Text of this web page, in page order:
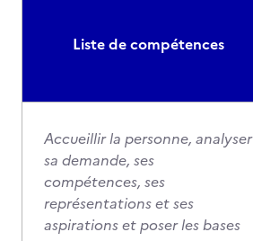
Liste de compétences
Accueillir la personne, analyser
sa demande, ses
compétences, ses
représentations et ses
aspirations et poser les bases